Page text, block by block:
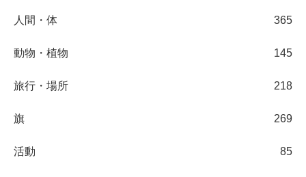
人間・体 365
動物・植物 145
旅行・場所 218
旗 269
活動 85